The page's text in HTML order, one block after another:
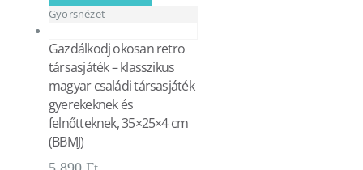
Gyorsnézet
Gazdálkodj okosan retro
társasjáték – klasszikus
magyar családi társasjáték
gyerekeknek és
felnőtteknek, 35×25×4 cm
(BBMJ)